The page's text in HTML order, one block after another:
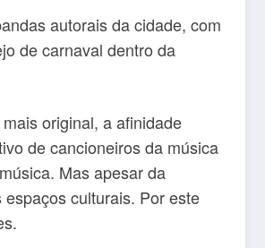
autorais da cidade, com
de carnaval dentro da
original, a afinidade
de cancioneiros da música
Mas apesar da
culturais. Por este